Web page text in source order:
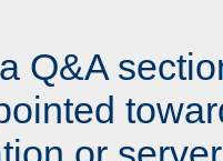
Q&A